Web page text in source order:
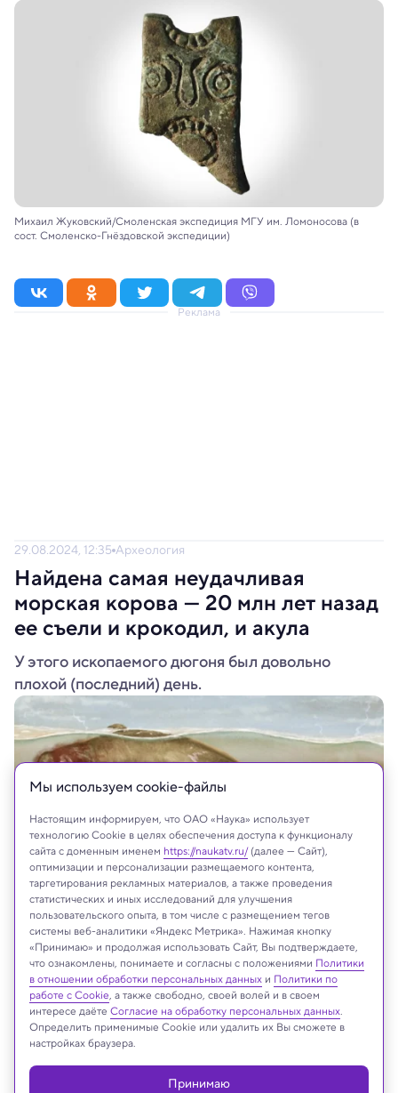
Михаил Жуковский/Смоленская экспедиция МГУ им. Ломоносова (в
сост. Смоленско-Гнёздовской экспедиции)
Реклама
29.08.2024, 12:35 Археология
Найдена самая неудачливая
морская корова — 20 млн лет назад
ее съели и крокодил, и акула
У этого ископаемого дюгоня был довольно
плохой (последний) день.
Aldo Benites-Palomino et al./Journal of Vertebrate Paleontology, 2024
Реклама
Мы используем сookie-файлы
Принимаю
Настоящим информируем, что ОАО «Наука» использует
технологию Cookie в целях обеспечения доступа к функционалу
сайта с доменным именем https://naukatv.ru/(далее — Сайт),
оптимизации и персонализации размещаемого контента,
таргетирования рекламных материалов, а также проведения
статистических и иных исследований для улучшения
пользовательского опыта, в том числе с размещением тегов
системы веб-аналитики «Яндекс Метрика». Нажимая кнопку
«Принимаю» и продолжая использовать Сайт, Вы подтверждаете,
что ознакомлены, понимаете и согласны с положениями Политики
в отношении обработки персональных данных и Политики по
работе с Cookie, а также свободно, своей волей и в своем
интересе даёте Согласие на обработку персональных данных.
Определить применимые Cookie или удалить их Вы сможете в
настройках браузера.